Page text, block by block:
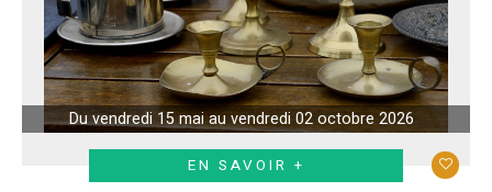
Du vendredi 15 mai au vendredi 02 octobre 2026
EN SAVOIR +